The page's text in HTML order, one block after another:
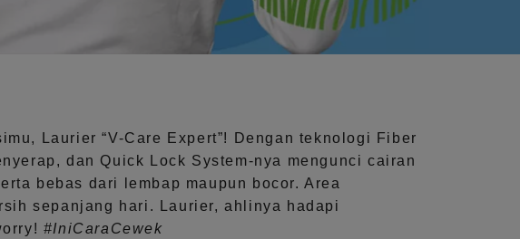
Laurier“V-Care Expert”! Dengan teknologi
Fiber
dan Quick Lock System-nya mengunci cairan
bebas dari lembap maupun bocor. Area
sepanjang hari.
Laurier, ahlinya hadapi
#IniCaraCewek